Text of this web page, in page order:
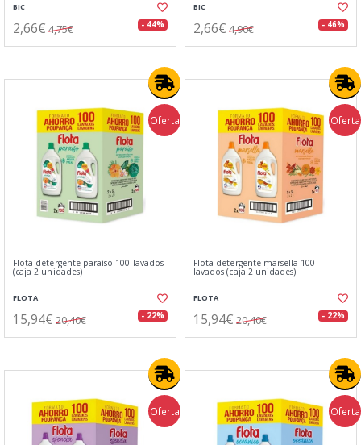
BIC
2,66€ 4,75€ - 44%
BIC
2,66€ 4,90€ - 46%
Oferta
Flota detergente paraíso 100 lavados
(caja 2 unidades)
FLOTA
15,94€ 20,40€ - 22%
Oferta
Flota detergente marsella 100
lavados (caja 2 unidades)
FLOTA
15,94€ 20,40€ - 22%
Oferta Oferta